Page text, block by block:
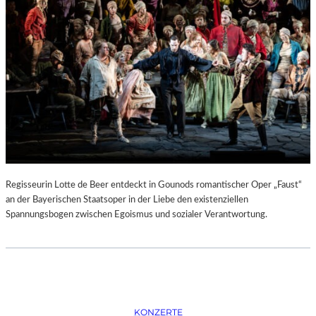
–
K
Ü
N
S
T
L
E
R
,
T
M
Regisseurin Lotte de Beer entdeckt in Gounods romantischer Oper „Faust“
an der Bayerischen Staatsoper in der Liebe den existenziellen
Spannungsbogen zwischen Egoismus und sozialer Verantwortung.
KONZERTE